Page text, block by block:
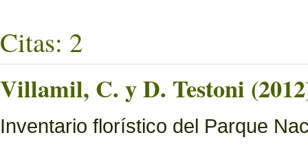
Citas: 2
Villamil, C. y D. Testoni
Inventario florístico del Parque